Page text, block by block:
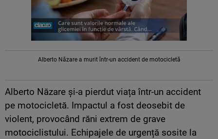
Alberto Năzare a murit într-un accident de motocicletă
Alberto Năzare și-a pierdut viața într-un accident
pe motocicletă. Impactul a fost deosebit de
violent, provocând răni extrem de grave
motociclistului. Echipajele de urgență sosite la